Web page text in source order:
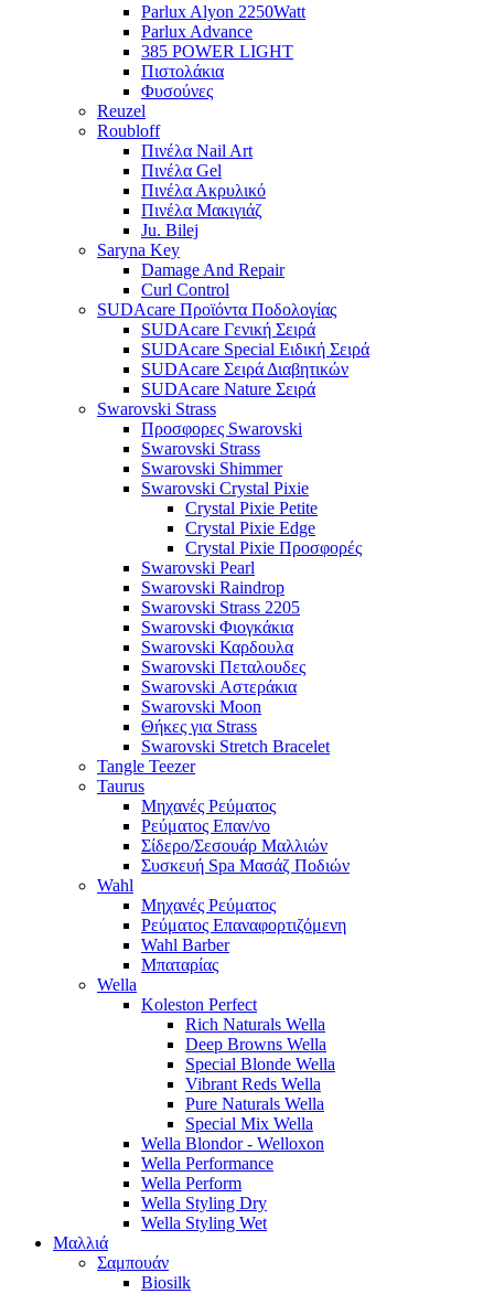
Parlux Alyon 2250Watt
Parlux Advance
385 POWER LIGHT
Πιστολάκια
Φυσούνες
Reuzel
Roubloff
Πινέλα Nail Art
Πινέλα Gel
Πινέλα Ακρυλικό
Πινέλα Μακιγιάζ
Ju. Bilej
Saryna Key
Damage And Repair
Curl Control
SUDAcare Προϊόντα Ποδολογίας
SUDAcare Γενική Σειρά
SUDAcare Special Ειδική Σειρά
SUDAcare Σειρά Διαβητικών
SUDAcare Nature Σειρά
Swarovski Strass
Προσφορες Swarovski
Swarovski Strass
Swarovski Shimmer
Swarovski Crystal Pixie
Crystal Pixie Petite
Crystal Pixie Edge
Crystal Pixie Προσφορές
Swarovski Pearl
Swarovski Raindrop
Swarovski Strass 2205
Swarovski Φιογκάκια
Swarovski Καρδουλα
Swarovski Πεταλουδες
Swarovski Αστεράκια
Swarovski Moon
Θήκες για Strass
Swarovski Stretch Bracelet
Tangle Teezer
Taurus
Μηχανές Ρεύματος
Ρεύματος Επαν/νο
Σίδερο/Σεσουάρ Μαλλιών
Συσκευή Spa Μασάζ Ποδιών
Wahl
Μηχανές Ρεύματος
Ρεύματος Επαναφορτιζόμενη
Wahl Barber
Μπαταρίας
Wella
Koleston Perfect
Rich Naturals Wella
Deep Browns Wella
Special Blonde Wella
Vibrant Reds Wella
Pure Naturals Wella
Special Mix Wella
Wella Blondor - Welloxon
Wella Performance
Wella Perform
Wella Styling Dry
Wella Styling Wet
Μαλλιά
Σαμπουάν
Biosilk